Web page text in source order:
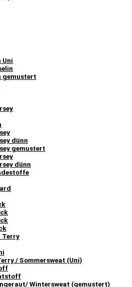
Uni
gemustert
dünn
gemustert
dünn
Terry
/ Sommersweat (Uni)
Wintersweat (gemustert)